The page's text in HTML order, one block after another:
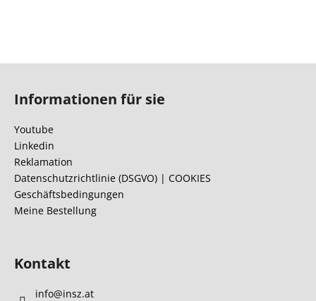
Informationen für sie
Youtube
Linkedin
Reklamation
Datenschutzrichtlinie (DSGVO) | COOKIES
Geschäftsbedingungen
Meine Bestellung
Kontakt
info@insz.at